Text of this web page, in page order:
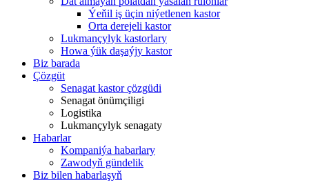
Ýeňil iş üçin niýetlenen kastor
Orta derejeli kastor
Lukmançylyk kastorlary
Howa ýük daşaýjy kastor
Biz barada
Çözgüt
Senagat kastor çözgüdi
Senagat önümçiligi
Logistika
Lukmançylyk senagaty
Habarlar
Kompaniýa habarlary
Zawodyň gündelik
Biz bilen habarlaşyň